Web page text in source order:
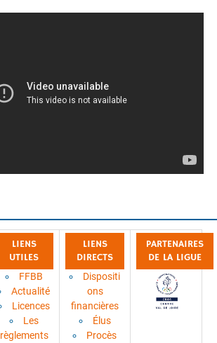
LIENS
UTILES
FFBB
Actualité
Licences
Les
règlements
LIENS
DIRECTS
Dispositi
ons
financières
Élus
Procès
PARTENAIRES
DE LA LIGUE